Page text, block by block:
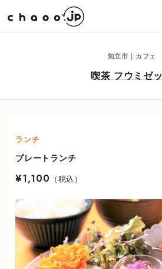
知立市｜カフェ
喫茶 フウミゼ
ランチ
プレートランチ
¥1,100 （税込）